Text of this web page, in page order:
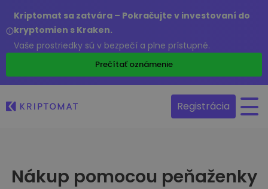
Kriptomat sa zatvára – Pokračujte v investovaní do
kryptomien s Kraken.
Vaše prostriedky sú v bezpečí a plne prístupné.
Prečítať oznámenie
Registrácia
Nákup pomocou peňaženky